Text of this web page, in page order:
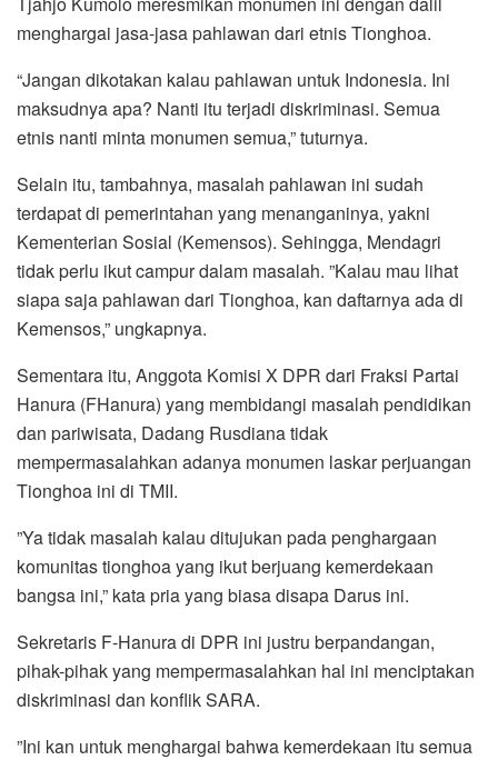
menghargai jasa-jasa pahlawan dari etnis Tionghoa.
“‎Jangan dikotakan kalau pahlawan untuk Indonesia. Ini
maksudnya apa? Nanti itu terjadi diskriminasi. Semua
etnis nanti minta monumen semua,” tuturnya.
Selain itu, tambahnya, masalah pahlawan ini sudah
terdapat di pemerintahan yang menanganinya, yakni
Kementerian Sosial (Kemensos). Sehingga, Mendagri
tidak perlu ikut campur dalam masalah. ‎”Kalau mau lihat
siapa saja pahlawan dari Tionghoa, kan daftarnya ada di
Kemensos,” ungkapnya.
Sementara itu, Anggota Komisi X DPR dari Fraksi Partai
Hanura (FHanura) yang membidangi masalah pendidikan
dan pariwisata, Dadang Rusdiana tidak
mempermasalahkan adanya monumen laskar perjuangan
Tionghoa ini di TMII.
‎”Ya tidak masalah kalau ditujukan pada penghargaan
komunitas tionghoa yang ikut berjuang kemerdekaan
bangsa ini,” kata pria yang biasa disapa Darus ini.
Sekretaris F-Hanura di DPR ini justru berpandangan,
pihak-pihak yang mempermasalahkan hal ini menciptakan
diskriminasi dan konflik SARA.
‎”Ini kan untuk menghargai bahwa kemerdekaan itu semua